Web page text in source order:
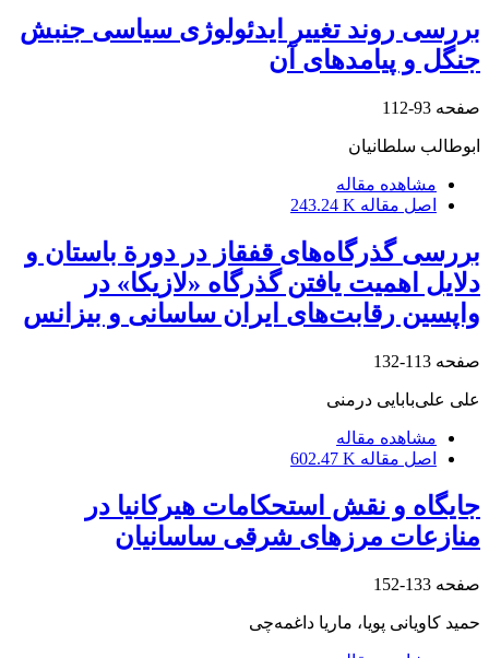
بررسی روند تغییر اید‏ئولوژی سیاسی جنبش
جنگل و پیامدهای آن
صفحه 93-112
ابوطالب سلطانیان
مشاهده مقاله
اصل مقاله 243.24 K
بررسی گذر‌گاه‌های قفقاز در دورة باستان و
دلایل اهمیت یافتن گذرگاه «‌لازیکا» در
واپسین رقابت‌های ایران ساسانی و بیزانس
صفحه 113-132
علی علی‌بابایی درمنی
مشاهده مقاله
اصل مقاله 602.47 K
جایگاه و نقش استحکامات هیرکانیا در
منازعات مرزهای شرقی ساسانیان
صفحه 133-152
حمید کاویانی پویا، ماریا داغمه‌چی